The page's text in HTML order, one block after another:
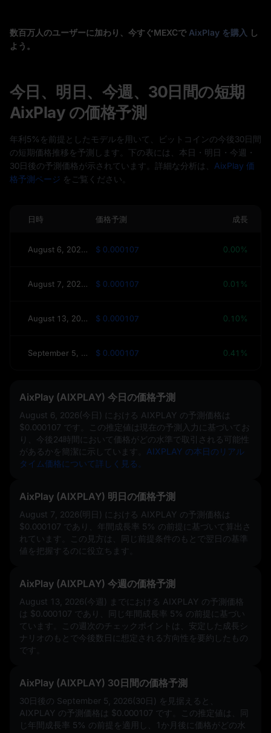
数百万人のユーザーに加わり、今すぐMEXCで AixPlay を購入 し
よう。
今日、明日、今週、30日間の短期
AixPlay の価格予測
年利5%を前提としたモデルを用いて、ビットコインの今後30日間
の短期価格推移を予測します。下の表には、本日・明日・今週・
30日後の予測価格が示されています。詳細な分析は、 AixPlay 価
格予測ページ をご覧ください。
日時 価格予測 成長
August 6, 2026(今日) $ 0.000107 0.00%
August 7, 2026(明日) $ 0.000107 0.01%
August 13, 2026(今週) $ 0.000107 0.10%
September 5, 2026(30日) $ 0.000107 0.41%
AixPlay (AIXPLAY) 今日の価格予測
August 6, 2026(今日) における AIXPLAY の予測価格は
$0.000107 です。この推定値は現在の予測入力に基づいてお
り、今後24時間において価格がどの水準で取引される可能性
があるかを簡潔に示しています。 AIXPLAY の本日のリアル
タイム価格について詳しく見る。
AixPlay (AIXPLAY) 明日の価格予測
August 7, 2026(明日) における AIXPLAY の予測価格は
$0.000107 であり、年間成長率 5% の前提に基づいて算出さ
れています。この見方は、同じ前提条件のもとで翌日の基準
値を把握するのに役立ちます。
AixPlay (AIXPLAY) 今週の価格予測
August 13, 2026(今週) までにおける AIXPLAY の予測価格
は $0.000107 であり、同じ年間成長率 5% の前提に基づい
ています。この週次のチェックポイントは、安定した成長シ
ナリオのもとで今後数日に想定される方向性を要約したもの
です。
AixPlay (AIXPLAY) 30日間の価格予測
30日後の September 5, 2026(30日) を見据えると、
AIXPLAY の予測価格は $0.000107 です。この推定値は、同
じ年間成長率 5% の前提を適用し、1か月後に価格がどの水